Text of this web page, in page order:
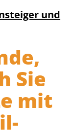
und
Sie
mit